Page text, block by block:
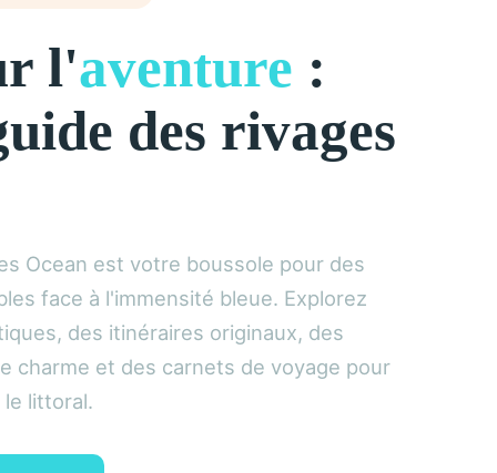
l'aventure :
des rivages
Ocean est votre boussole pour des
face à l'immensité bleue. Explorez
des itinéraires originaux, des
charme et des carnets de voyage pour
littoral.